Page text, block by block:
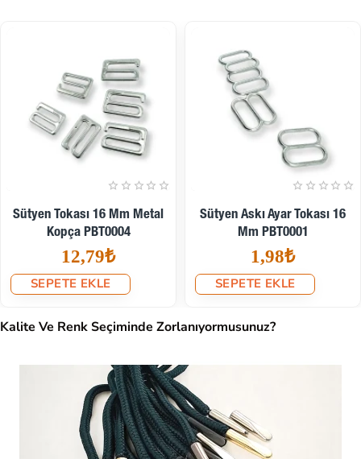
Sütyen Tokası 16 Mm Metal
Kopça PBT0004
12,79₺
SEPETE EKLE
Sütyen Askı Ayar Tokası 16
Mm PBT0001
1,98₺
SEPETE EKLE
Kalite Ve Renk Seçiminde Zorlanıyormusunuz?